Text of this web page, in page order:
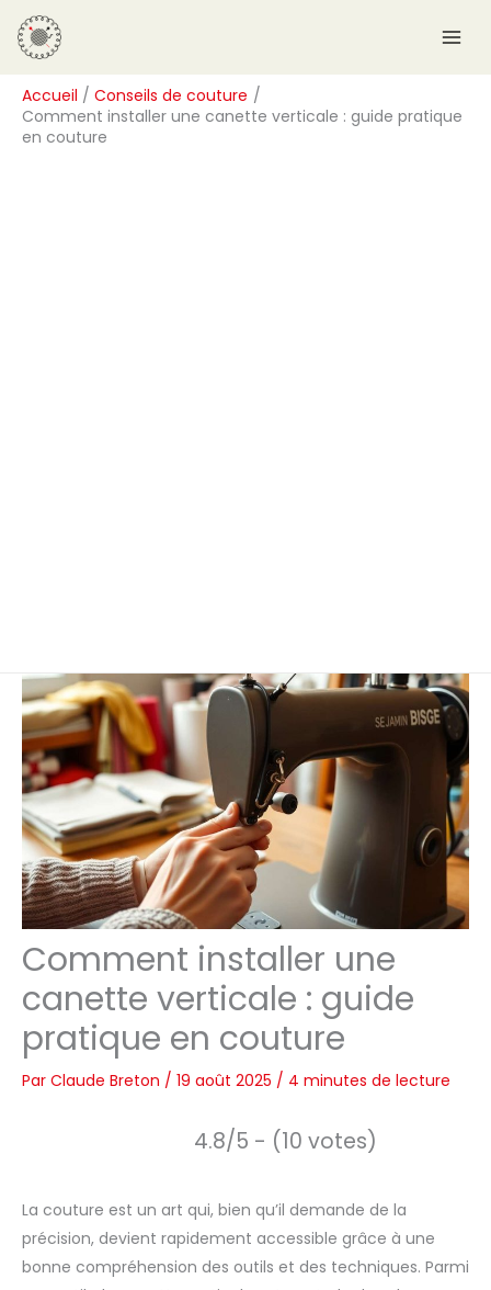
Aller
au
contenu
Accueil
Conseils de couture
Comment installer une canette verticale : guide pratique
en couture
Comment installer une
canette verticale : guide
pratique en couture
Par Claude Breton / 19 août 2025 / 4 minutes de lecture
4.8/5 - (10 votes)
La couture est un art qui, bien qu’il demande de la
précision, devient rapidement accessible grâce à une
bonne compréhension des outils et des techniques. Parmi
R
e
c
h
e